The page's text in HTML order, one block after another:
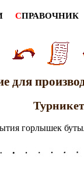
СПРАВОЧНИК
для
Турникет
горлышек